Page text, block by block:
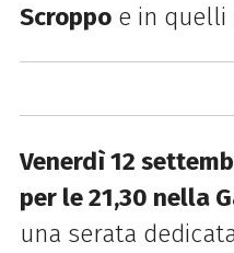
Scroppoe in quelli
Venerdì 12
per le 21,30 nella
una serata